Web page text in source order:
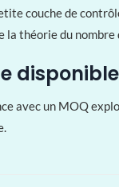
couche de
la théorie du nombre
disponible
avec un MOQ